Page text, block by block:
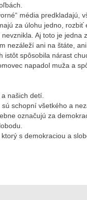
média predkladajú,
za úlohu jedno, rozbiť
Aj toto je jedna
nezáleží ani na štáte,
spôsobila nárast
napadol muža a
našich detí.
schopní všetkého a
označujú za
s demokraciou a